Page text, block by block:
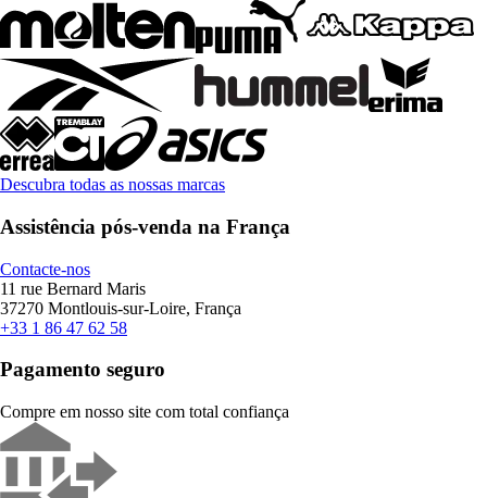
Descubra todas as nossas marcas
Assistência pós-venda na França
Contacte-nos
11 rue Bernard Maris
37270 Montlouis-sur-Loire, França
+33 1 86 47 62 58
Pagamento seguro
Compre em nosso site com total confiança